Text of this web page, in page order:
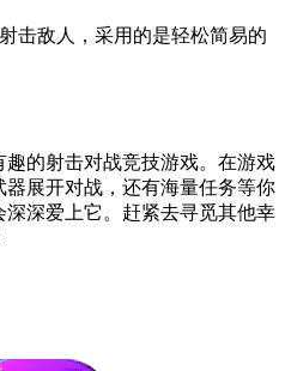
击敌人，采用的是轻松简易的
的射击对战竞技游戏。在游戏
展开对战，还有海量任务等你
深爱上它。赶紧去寻觅其他幸